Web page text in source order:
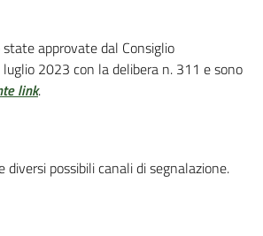
state approvate dal Consiglio
2023 con la delibera n. 311 e sono
link.
diversi possibili canali di segnalazione.